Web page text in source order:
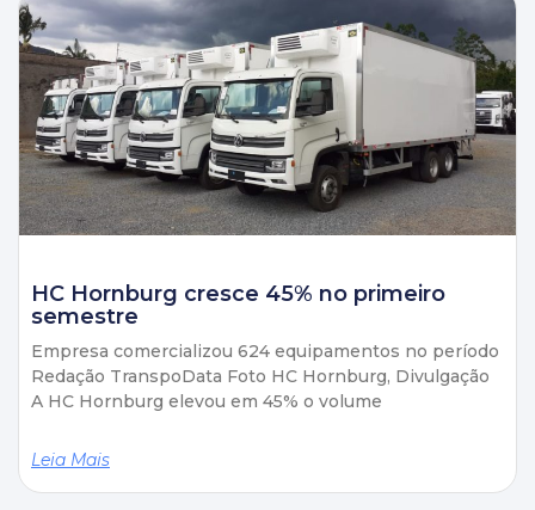
HC Hornburg cresce 45% no primeiro
semestre
Empresa comercializou 624 equipamentos no período
Redação TranspoData Foto HC Hornburg, Divulgação
A HC Hornburg elevou em 45% o volume
Leia Mais